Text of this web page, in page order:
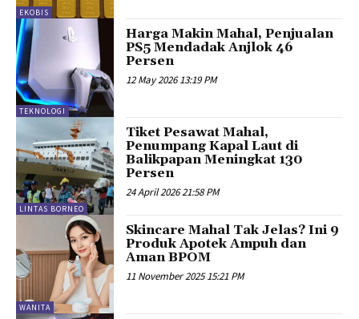
EKOBIS
TEKNOLOGI
Harga Makin Mahal, Penjualan
PS5 Mendadak Anjlok 46
Persen
12 May 2026 13:19 PM
LINTAS BORNEO
Tiket Pesawat Mahal,
Penumpang Kapal Laut di
Balikpapan Meningkat 130
Persen
24 April 2026 21:58 PM
WANITA
Skincare Mahal Tak Jelas? Ini 9
Produk Apotek Ampuh dan
Aman BPOM
11 November 2025 15:21 PM